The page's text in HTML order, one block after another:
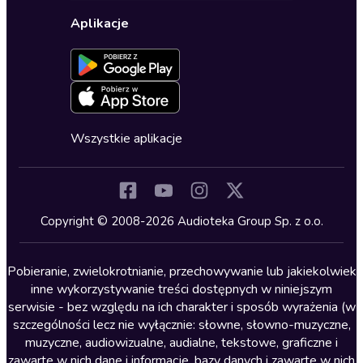
Dla młodzieży
Kryminały
Lektury szkolne
Literatura anglojęzyczna
Literatura faktu
Literatura obyczajowa
Literatura piękna obca
Ustawienia prywatności
Formularz zgłaszania nielegalnych treści
Deklaracja dostępności
Oferta dla firm i bibliotek
Dołącz do newslettera
Blog
Zapowiedzi
Cykle audiobooków
Aplikacje
Wszystkie aplikacje
Copyright © 2008-2026 Audioteka Group Sp. z o.o.
Pobieranie, zwielokrotnianie, przechowywanie lub jakiekolwiek
inne wykorzystywanie treści dostępnych w niniejszym
serwisie - bez względu na ich charakter i sposób wyrażenia (w
szczególności lecz nie wyłącznie: słowne, słowno-muzyczne,
muzyczne, audiowizualne, audialne, tekstowe, graficzne i